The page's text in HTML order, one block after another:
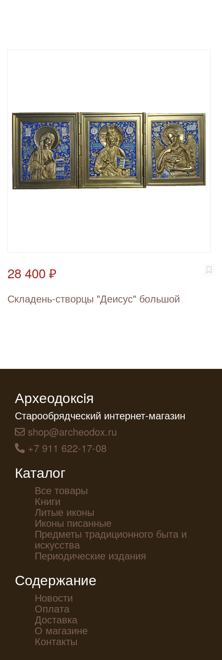
28 400 ₽
Складень-створцы "Деисус" большой
Археодоксiя
Старообрядческий интернет-магазин
shop@archeodox.ru
+7 911 622-17-08
Каталог
Все товары
Книги
Литые иконы
Иконы писанные
Предметы традиционного быта и
искусства
Периодические издания
Содержание
Новости
Оплата
Доставка
О магазине
Контакты